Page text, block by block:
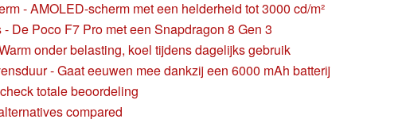
- AMOLED-scherm met een helderheid tot 3000 cd/m²
- De Poco F7 Pro met een Snapdragon 8 Gen 3
onder belasting, koel tijdens dagelijks gebruik
- Gaat eeuwen mee dankzij een 6000 mAh batterij
totale beoordeling
compared